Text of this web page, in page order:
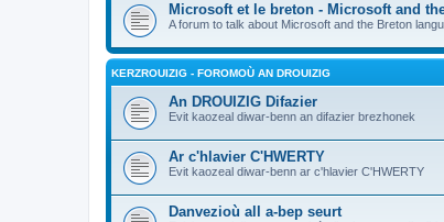
Microsoft et le breton - Microsoft and
A forum to talk about Microsoft and the Breton
KERZROUIZIG - FOROMOÙ AN DROUIZIG
An DROUIZIG Difazier
Evit kaozeal diwar-benn an difazier brezhonek
Ar c'hlavier C'HWERTY
Evit kaozeal diwar-benn ar c'hlavier C'HWERTY
Danvezioù all a-bep seurt